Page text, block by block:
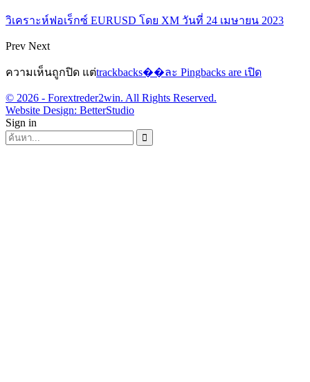
วิเคราะห์ฟอเร็กซ์ EURUSD โดย XM วันที่ 24 เมษายน 2023
Prev Next
ความเห็นถูกปิด แต่trackbacks��ละ Pingbacks are เปิด
© 2026 - Forextreder2win. All Rights Reserved.
Website Design: BetterStudio
Sign in